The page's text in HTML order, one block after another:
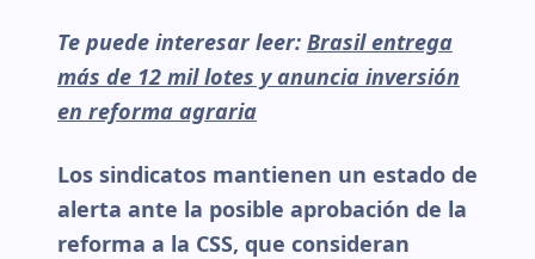
Te puede interesar leer: Brasil entrega
más de 12 mil lotes y anuncia inversión
en reforma agraria
Los sindicatos mantienen un estado de
alerta ante la posible aprobación de la
reforma a la CSS, que consideran